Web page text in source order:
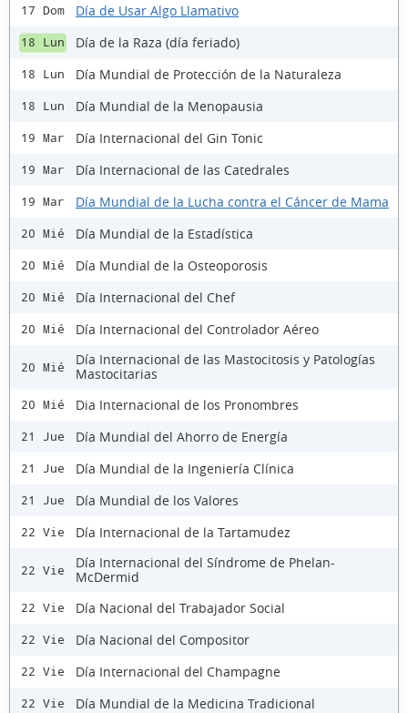
17 Dom Día de Usar Algo Llamativo
18 Lun Día de la Raza (día feriado)
18 Lun Día Mundial de Protección de la Naturaleza
18 Lun Día Mundial de la Menopausia
19 Mar Día Internacional del Gin Tonic
19 Mar Día Internacional de las Catedrales
19 Mar Día Mundial de la Lucha contra el Cáncer de Mama
20 Mié Día Mundial de la Estadística
20 Mié Día Mundial de la Osteoporosis
20 Mié Día Internacional del Chef
20 Mié Día Internacional del Controlador Aéreo
20 Mié
Día Internacional de las Mastocitosis y Patologías
Mastocitarias
20 Mié Dia Internacional de los Pronombres
21 Jue Día Mundial del Ahorro de Energía
21 Jue Día Mundial de la Ingeniería Clínica
21 Jue Día Mundial de los Valores
22 Vie Día Internacional de la Tartamudez
22 Vie
Día Internacional del Síndrome de Phelan-
McDermid
22 Vie Día Nacional del Trabajador Social
22 Vie Día Nacional del Compositor
22 Vie Día Internacional del Champagne
22 Vie Día Mundial de la Medicina Tradicional